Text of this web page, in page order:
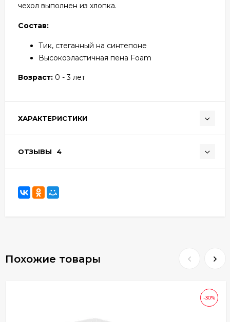
чехол выполнен из хлопка.
Состав:
Тик, стеганный на синтепоне
Высокоэластичная пена Foam
Возраст: 0 - 3 лет
ХАРАКТЕРИСТИКИ
ОТЗЫВЫ 4
Похожие товары
-30%